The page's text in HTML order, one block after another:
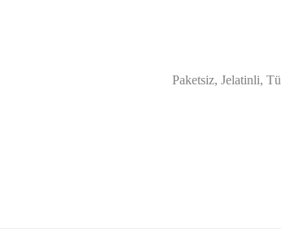
Paketsiz, Jelatinli,